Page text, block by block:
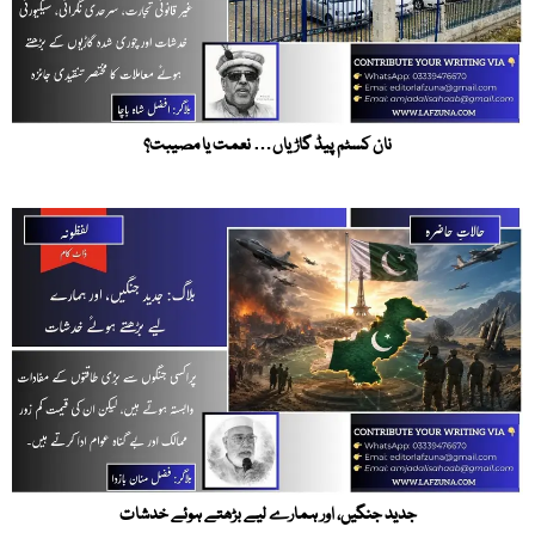
نان کسٹم پیڈ گاڑیاں… نعمت یا مصیبت؟
جدید جنگیں، اور ہمارے لیے بڑھتے ہوئے خدشات